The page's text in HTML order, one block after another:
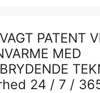
PATENT
MED
24 / 7 /